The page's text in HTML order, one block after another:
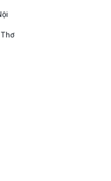
phí cho chuyến đi từ
để tra cứu và so sánh
không khác nhau. Điều
phù hợp với ngân sách
máy bay từ Đà
Booking?
liên tục